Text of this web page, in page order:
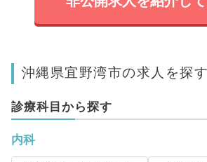
沖縄県宜野湾市の求人を探す
診療科目から探す
内科